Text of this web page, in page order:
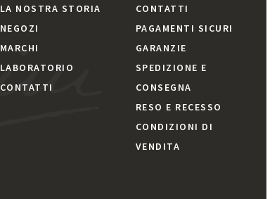
LA NOSTRA STORIA
NEGOZI
MARCHI
LABORATORIO
CONTATTI
CONTATTI
PAGAMENTI SICURI
GARANZIE
SPEDIZIONE E
CONSEGNA
RESO E RECESSO
CONDIZIONI DI
VENDITA